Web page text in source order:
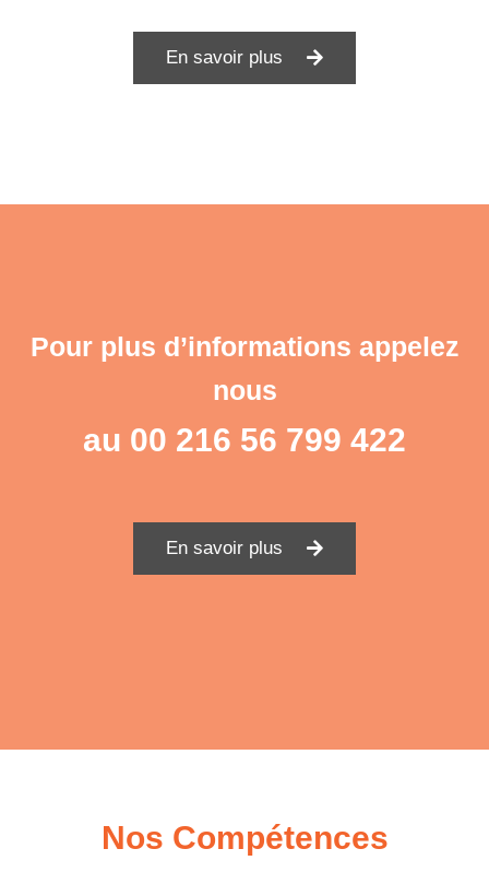
En savoir plus
Pour plus d’informations appelez
nous
au 00 216 56 799 422
En savoir plus
Nos Compétences